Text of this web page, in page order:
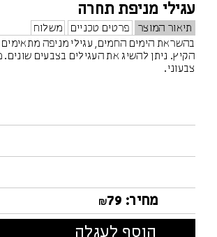
עגילי מניפת תחרה
תיאור המוצר פרטים טכניים
משלוח
בהשראת הימים החמים, עגילי מניפה מתאימים
הקיץ. ניתן להשיג את העגילים בצבעים שונים.
צבעוני.
מחיר: ₪79
הוסף לעגלה